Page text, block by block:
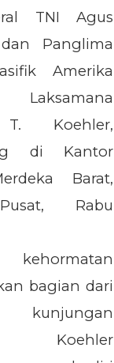
TNI Agus
Panglima
Amerika
Koehler,
di Kantor
Barat,
Rabu
kehormatan
bagian dari
kunjungan
Koehler